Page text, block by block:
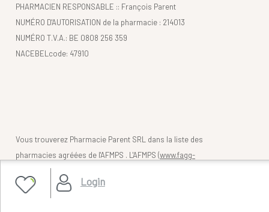
Login
PHARMACIEN RESPONSABLE :: François Parent
NUMÉRO D'AUTORISATION de la pharmacie : 214013
NUMÉRO T.V.A.: BE 0808 256 359
NACEBELcode: 47910
Vous trouverez Pharmacie Parent SRL dans la liste des
pharmacies agréées de l'AFMPS . L'AFMPS (www.fagg-
contrôle la légalité des pharmacies belges
(en ligne).